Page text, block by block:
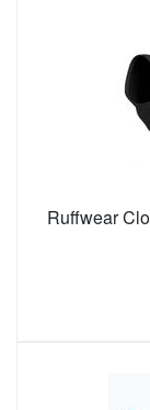
Ruffwear